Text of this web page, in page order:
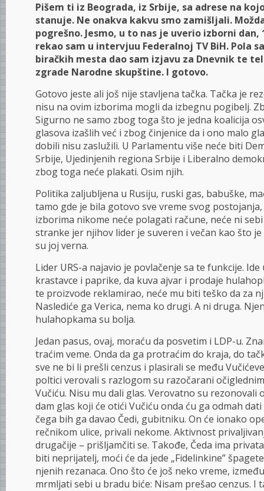
Pišem ti iz Beograda, iz Srbije, sa adrese na
stanuje. Ne onakva kakvu smo zamišljali.
pogrešno. Jesmo, u to nas je uverio izborni
rekao sam u intervjuu Federalnoj TV BiH. Pola
biračkih mesta dao sam izjavu za Dnevnik te
zgrade Narodne skupštine. I gotovo.
Gotovo jeste ali još nije stavljena tačka. Tačka je
nisu na ovim izborima mogli da izbegnu pogibelj.
Sigurno ne samo zbog toga što je jedna koalicija
glasova izašlih već i zbog činjenice da i ono malo
dobili nisu zaslužili. U Parlamentu više neće biti
Srbije, Ujedinjenih regiona Srbije i Liberalno
zbog toga neće plakati. Osim njih.
Politika zaljubljena u Rusiju, ruski gas, babuške,
tamo gde je bila gotovo sve vreme svog
izborima nikome neće polagati račune, neće ni
stranke jer njihov lider je suveren i večan kao što je
su joj verna.
Lider URS-a najavio je povlačenje sa te funkcije.
krastavce i paprike, da kuva ajvar i prodaje
te proizvode reklamirao, neće mu biti teško da za
Naslediće ga Verica, nema ko drugi. A ni druga.
hulahopkama su bolja.
Jedan pasus, ovaj, moraću da posvetim i LDP-u.
traćim veme. Onda da ga protraćim do kraja, do
sve ne bi li prešli cenzus i plasirali se među
poltici verovali s razlogom su razočarani
Vučiću. Nisu mu dali glas. Verovatno su rezonovali
dam glas koji će otići Vučiću onda ću ga odmah
čega bih ga davao Čedi, gubitniku. On će ionako
rečnikom ulice, privali nekome. Aktivnost
drugačije – prišljamčiti se. Takođe, Čeda ima
biti neprijatelj, moći će da jede „Fidelinkine”
njenih rezanaca. Ono što će još neko vreme,
mrmljati sebi u bradu biće: Nisam prešao cenzus. I